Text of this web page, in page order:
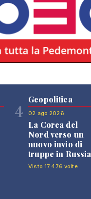
4
Geopolitica
02 ago 2026
La Corea del
Nord verso un
nuovo invio di
truppe in Russia
Visto 17.476 volte